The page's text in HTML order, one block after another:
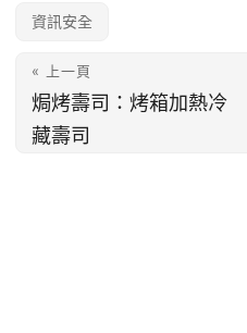
資訊安全
« 上一頁
焗烤壽司：烤箱加熱冷
藏壽司